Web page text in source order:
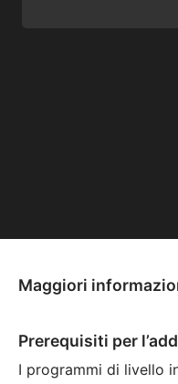
Maggiori
Prerequisiti per
I programmi di livello